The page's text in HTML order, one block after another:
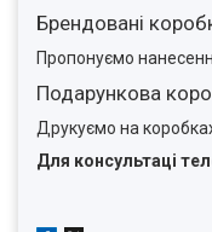
Брендовані
Пропонуємо
Подарункова
Друкуємо на
Для консультаці